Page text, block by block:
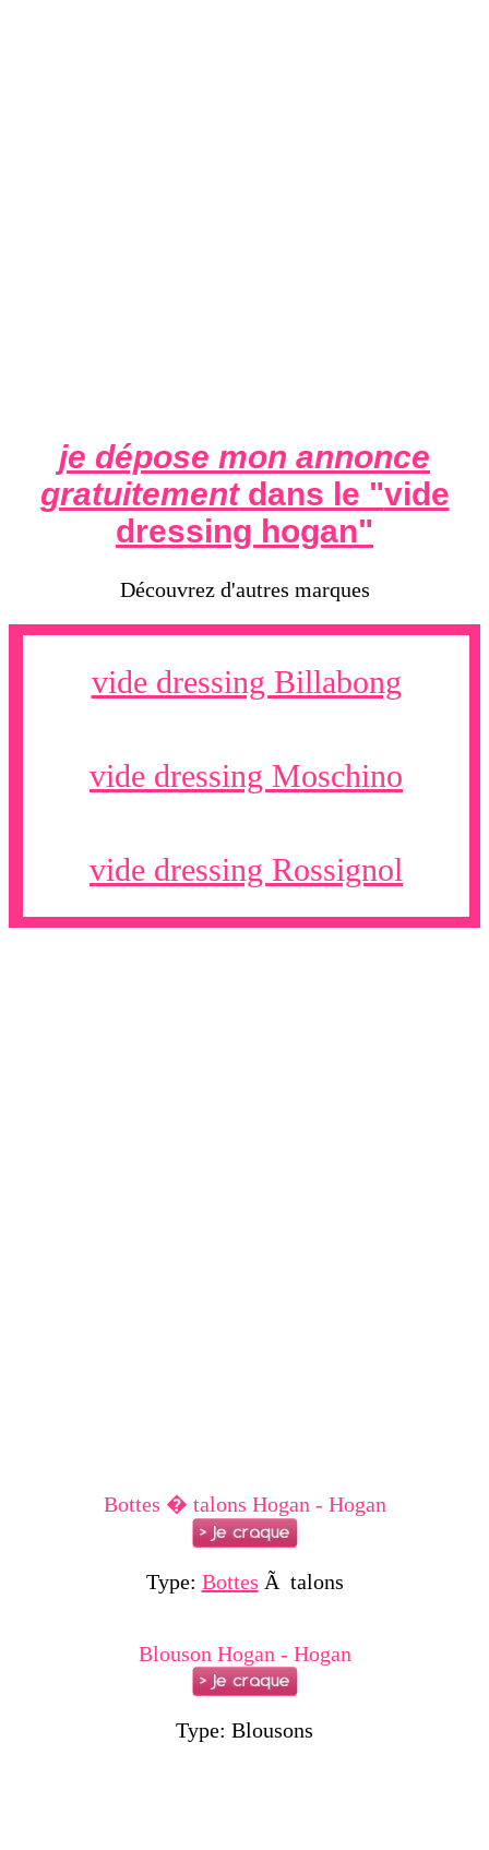
je dépose mon annonce
gratuitementdans le "vide
dressing hogan"
Découvrez d'autres marques
vide dressing Billabong
vide dressing Moschino
vide dressing Rossignol
Bottes � talons Hogan - Hogan
Type: Bottes Ã talons
Blouson Hogan - Hogan
Type: Blousons